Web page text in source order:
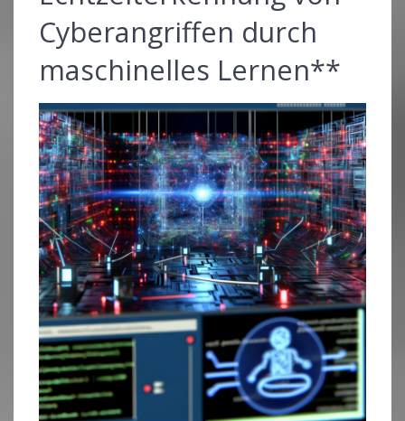
Cyberangriffen durch
maschinelles Lernen**